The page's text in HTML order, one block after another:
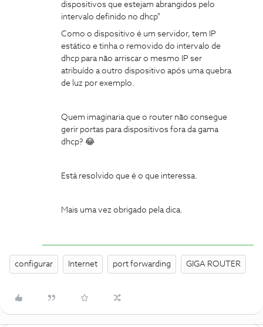
dispositivos que estejam abrangidos pelo
intervalo definido no dhcp"
Como o dispositivo é um servidor, tem IP
estático e tinha o removido do intervalo de
dhcp para não arriscar o mesmo IP ser
atribuído a outro dispositivo após uma quebra
de luz por exemplo.
Quem imaginaria que o router não consegue
gerir portas para dispositivos fora da gama
dhcp? 😂
Está resolvido que é o que interessa.
Mais uma vez obrigado pela dica.
configurar Internet port forwarding GIGA ROUTER